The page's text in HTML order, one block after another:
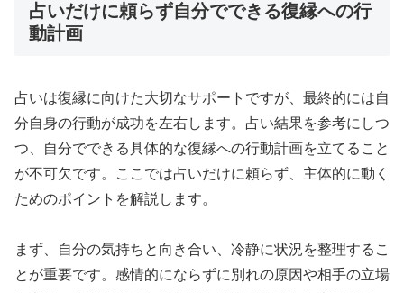
占いだけに頼らず自分でできる復縁への行
動計画
占いは復縁に向けた大切なサポートですが、最終的には自
分自身の行動が成功を左右します。占い結果を参考にしつ
つ、自分でできる具体的な復縁への行動計画を立てること
が不可欠です。ここでは占いだけに頼らず、主体的に動く
ためのポイントを解説します。
まず、自分の気持ちと向き合い、冷静に状況を整理するこ
とが重要です。感情的にならずに別れの原因や相手の立場